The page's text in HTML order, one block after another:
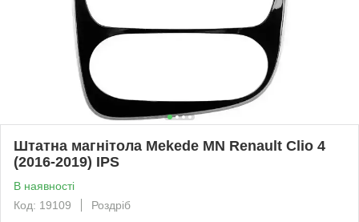
Штатна магнітола Mekede MN Renault Clio 4
(2016-2019) IPS
В наявності
Код: 19109
Роздріб